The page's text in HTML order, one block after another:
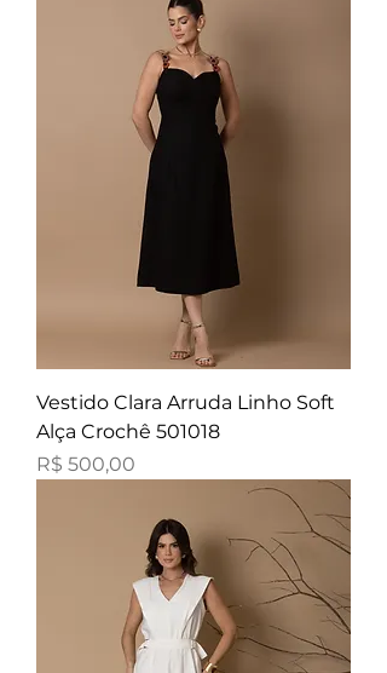
Vestido Clara Arruda Linho Soft
Alça Crochê 501018
Preço
R$ 500,00